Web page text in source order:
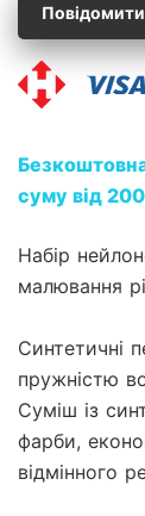
Повідомити
суму від
Набір
малювання
Синтетичні
пружністю
Суміш із
фарби,
відмінного